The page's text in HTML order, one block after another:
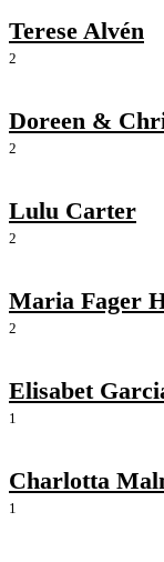
Terese Alvén
2
Doreen &
2
Lulu Carter
2
Maria Fager
2
Elisabet
1
Charlotta
1